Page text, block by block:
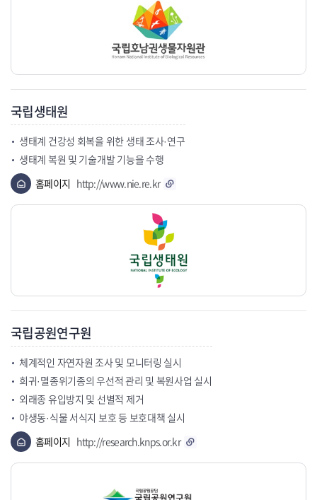
국립생태원
생태계 건강성 회복을 위한 생태 조사·연구
생태계 복원 및 기술개발 기능을 수행
홈페이지 http://www.nie.re.kr
국립공원연구원
체계적인 자연자원 조사 및 모니터링 실시
희귀·멸종위기종의 우선적 관리 및 복원사업 실시
외래종 유입방지 및 선별적 제거
야생동·식물 서식지 보호 등 보호대책 실시
홈페이지 http://research.knps.or.kr